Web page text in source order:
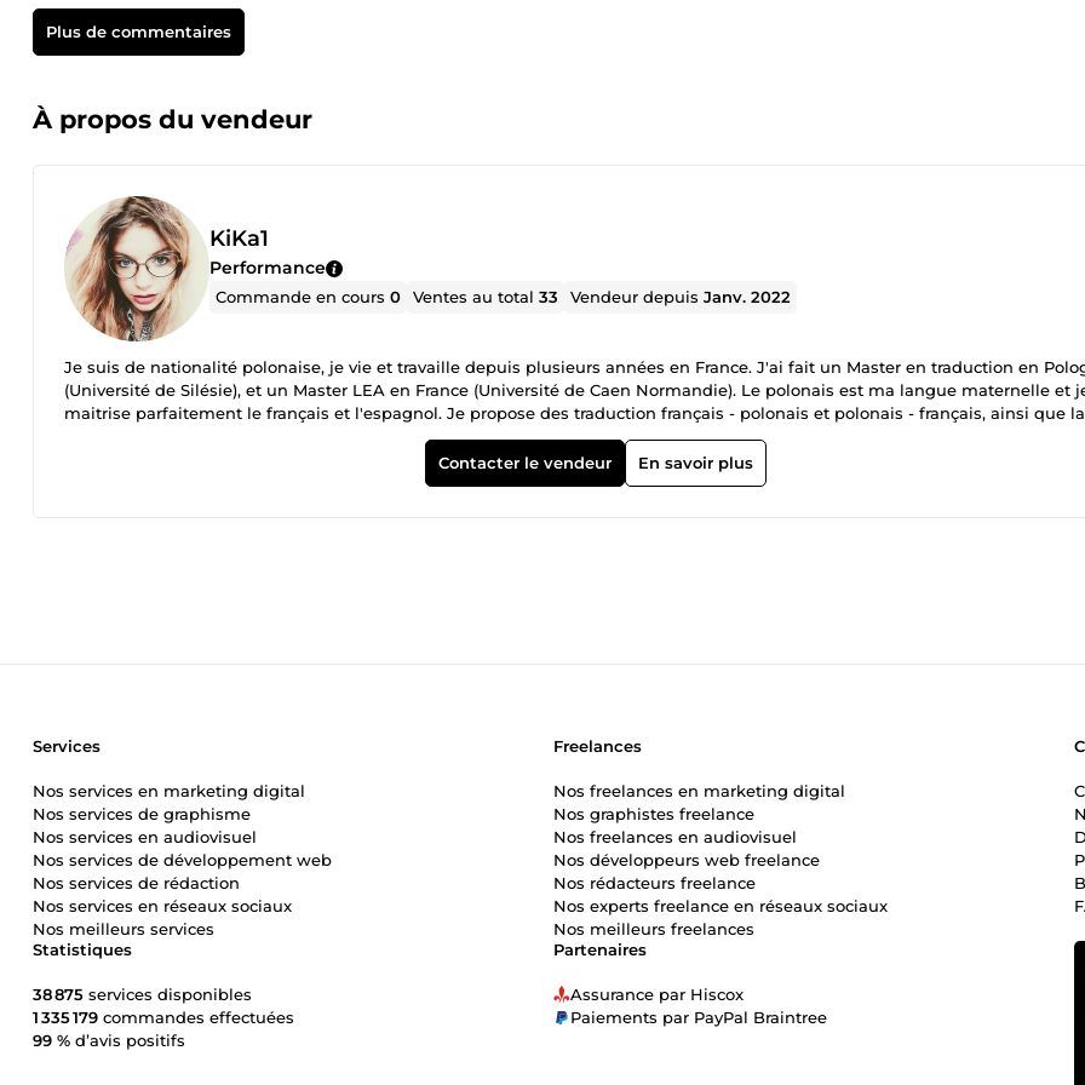
Plus de commentaires
À propos du vendeur
KiKa1
Performance
Commande en cours0 Ventes au total33 Vendeur depuisJanv. 2022
Je suis de nationalité polonaise, je vie et travaille depuis plusieurs années en France. J'ai fait un Master en traduction en
(Université de Silésie), et un Master LEA en France (Université de Caen Normandie). Le polonais est ma langue maternelle et
maitrise parfaitement le français et l'espagnol. Je propose des traduction français - polonais et polonais - français, ainsi que la
Contacter le vendeur
En savoir plus
Partenaires
Assurance par Hiscox
Paiements par PayPal Braintree
Statistiques
38 875 services disponibles
1 335 179 commandes effectuées
99 % d’avis positifs
Services
Nos services en marketing digital
Nos services de graphisme
Nos services en audiovisuel
Nos services de développement web
Nos services de rédaction
Nos services en réseaux sociaux
Nos meilleurs services
Freelances
Nos freelances en marketing digital
Nos graphistes freelance
Nos freelances en audiovisuel
Nos développeurs web freelance
Nos rédacteurs freelance
Nos experts freelance en réseaux sociaux
Nos meilleurs freelances